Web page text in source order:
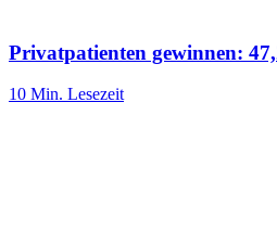
Privatpatienten gewinnen:
10 Min. Lesezeit